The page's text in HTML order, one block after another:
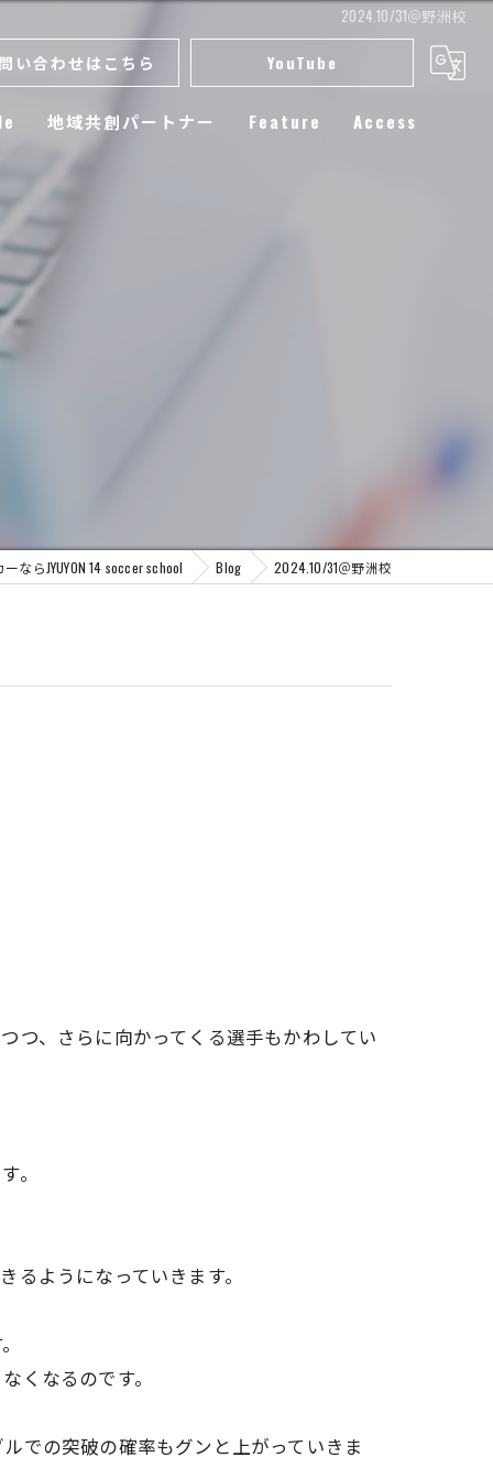
2024.10/31＠野洲校
い合わせはこちら YouTube
地域共創パートナー Feature Access
ならJYUYON 14 soccer school Blog 2024.10/31＠野洲校
つ、さらに向かってくる選手もかわしてい
。
ようになっていきます。
くなるのです。
での突破の確率もグンと上がっていきま